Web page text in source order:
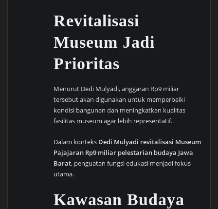
Revitalisasi
Museum Jadi
Prioritas
Menurut Dedi Mulyadi, anggaran Rp9 miliar
tersebut akan digunakan untuk memperbaiki
kondisi bangunan dan meningkatkan kualitas
fasilitas museum agar lebih representatif.
Dalam konteks Dedi Mulyadi revitalisasi Museum
Pajajaran Rp9 miliar pelestarian budaya Jawa
Barat, penguatan fungsi edukasi menjadi fokus
utama.
Kawasan Budaya